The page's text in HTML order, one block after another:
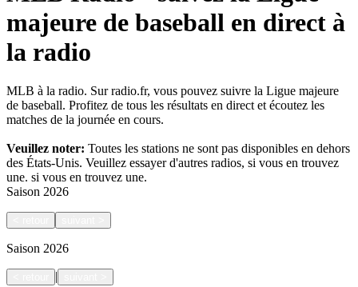
majeure de baseball en direct à
la radio
MLB à la radio. Sur radio.fr, vous pouvez suivre la Ligue majeure
de baseball. Profitez de tous les résultats en direct et écoutez les
matches de la journée en cours.
Veuillez noter: Toutes les stations ne sont pas disponibles en dehors
des États-Unis. Veuillez essayer d'autres radios, si vous en trouvez
une. si vous en trouvez une.
Saison 2026
Saison 2026
|